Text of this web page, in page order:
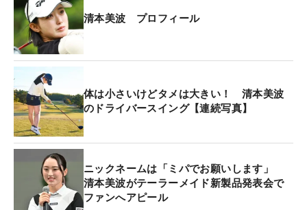
清本美波 プロフィール
体は小さいけどタメは大きい！ 清本美波
のドライバースイング【連続写真】
ニックネームは「ミパでお願いします」
清本美波がテーラーメイド新製品発表会で
ファンへアピール